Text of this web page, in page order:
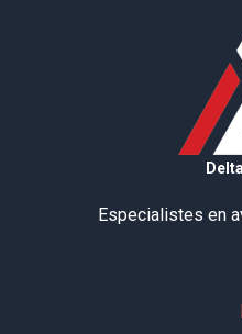
Especialistes en